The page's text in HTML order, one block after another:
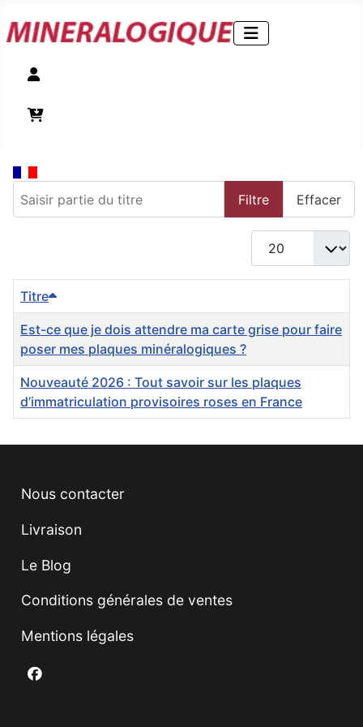
Filtre Effacer
Afficher #
Titre
Est-ce que je dois attendre ma carte grise pour faire
poser mes plaques minéralogiques ?
Nouveauté 2026 : Tout savoir sur les plaques
d’immatriculation provisoires roses en France
Nous contacter
Livraison
Le Blog
Conditions générales de ventes
Mentions légales